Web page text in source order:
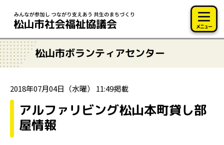
メニュー
松山市ボランティアセンター
2018年07月04日（水曜） 11:49掲載
アルファリビング松山本町貸し部
屋情報